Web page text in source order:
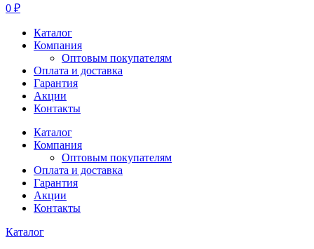
0 ₽
Каталог
Компания
Оптовым покупателям
Оплата и доставка
Гарантия
Акции
Контакты
Каталог
Компания
Оптовым покупателям
Оплата и доставка
Гарантия
Акции
Контакты
Каталог